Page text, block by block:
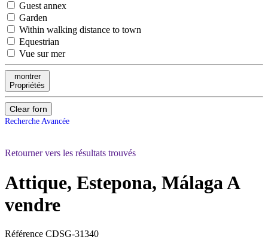
Guest annex
Garden
Within walking distance to town
Equestrian
Vue sur mer
montrer
Propriétés
Clear forn
Recherche Avancée
Retourner vers les résultats trouvés
Attique, Estepona, MálagaA
vendre
Référence CDSG-31340